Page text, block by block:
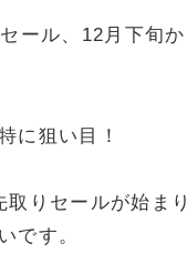
ール、12月下旬
に狙い目！
取りセールが始ま
です。